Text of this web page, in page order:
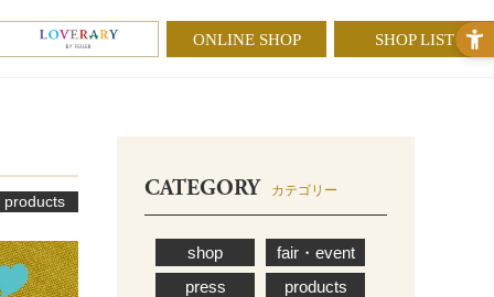
ONLINE SHOP SHOP LIST
products CATEGORY カテゴリー
shop
fair・event
press
products